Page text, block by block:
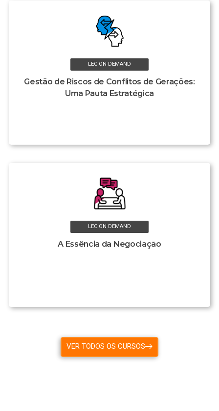
LEC ON DEMAND
Gestão de Riscos de Conflitos de Gerações:
Uma Pauta Estratégica
LEC ON DEMAND
A Essência da Negociação
VER TODOS OS CURSOS